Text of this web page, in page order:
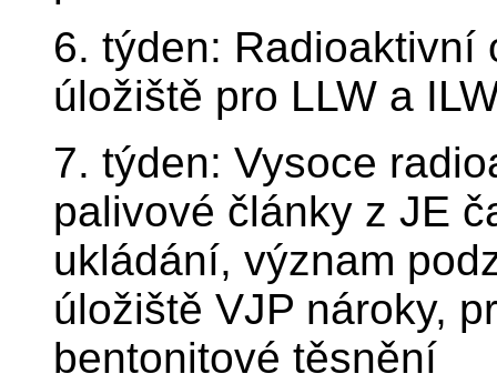
6. týden:
úložiště pro LLW a
7. týden: Vysoce
palivové články z JE
ukládání, význam
úložiště VJP nároky,
bentonitové těsnění